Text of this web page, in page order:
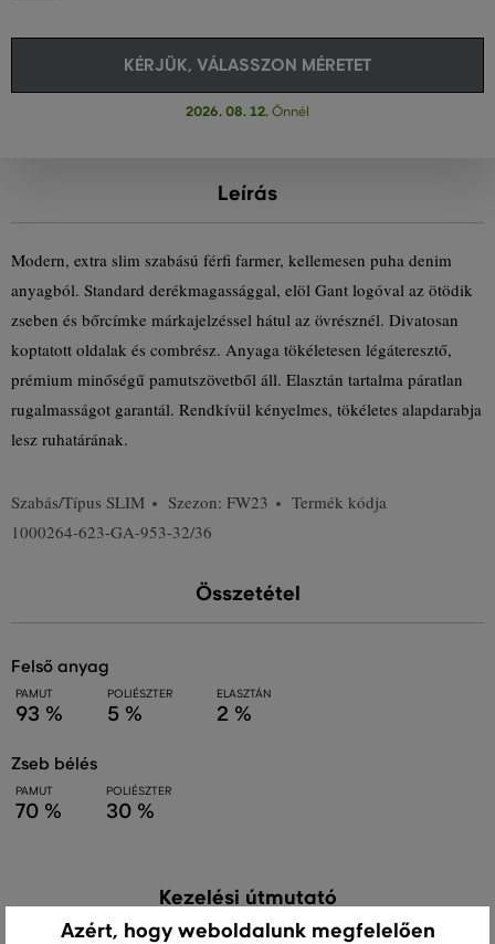
KÉRJÜK, VÁLASSZON MÉRETET
2026. 08. 12. Önnél
Leírás
Modern, extra slim szabású férfi farmer, kellemesen puha denim
anyagból. Standard derékmagassággal, elöl Gant logóval az ötödik
zseben és bőrcímke márkajelzéssel hátul az övrésznél. Divatosan
koptatott oldalak és combrész. Anyaga tökéletesen légáteresztő,
prémium minőségű pamutszövetből áll. Elasztán tartalma páratlan
rugalmasságot garantál. Rendkívül kényelmes, tökéletes alapdarabja
lesz ruhatárának.
Szabás/Típus SLIM Szezon: FW23
Termék kódja
1000264-623-GA-953-32/36
Összetétel
felső anyag
PAMUT
93 %
POLIÉSZTER
5 %
ELASZTÁN
2 %
zseb bélés
PAMUT
70 %
POLIÉSZTER
30 %
Kezelési útmutató
Azért, hogy weboldalunk megfelelően